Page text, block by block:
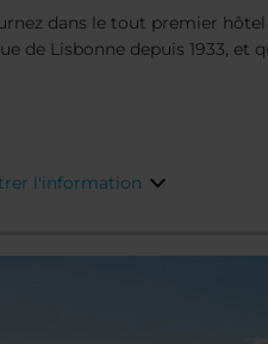
dans le tout premier
de Lisbonne depuis 1933, et
et du Chiado. Profitez de
dans des suites Exécutives.
l'information